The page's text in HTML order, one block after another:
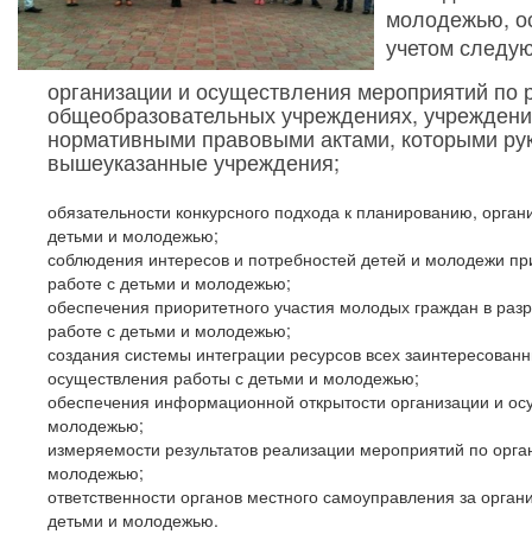
молодежью,
учетом
организации и осуществления мероприятий
общеобразовательных учреждениях,
нормативными правовыми актами, которыми
вышеуказанные учреждения;
обязательности конкурсного подхода к планированию,
детьми и молодежью;
соблюдения интересов и потребностей детей и молодежи
работе с детьми и молодежью;
обеспечения приоритетного участия молодых граждан в
работе с детьми и молодежью;
создания системы интеграции ресурсов всех
осуществления работы с детьми и молодежью;
обеспечения информационной открытости организации и
молодежью;
измеряемости результатов реализации мероприятий по
молодежью;
ответственности органов местного самоуправления за
детьми и молодежью.